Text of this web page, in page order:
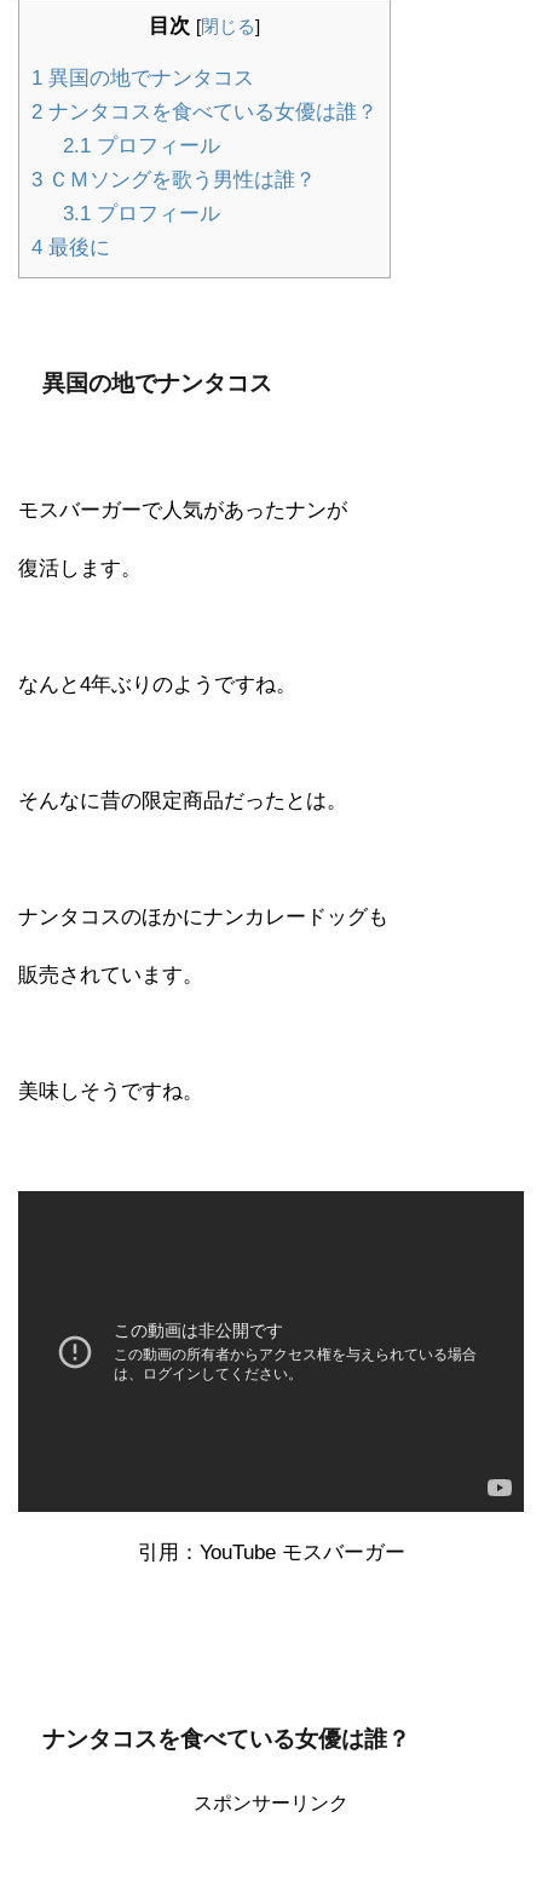
目次 [閉じる]
1 異国の地でナンタコス
2 ナンタコスを食べている女優は誰？
2.1プロフィール
3 ＣＭソングを歌う男性は誰？
3.1プロフィール
4 最後に
異国の地でナンタコス
モスバーガーで人気があったナンが
復活します。
なんと4年ぶりのようですね。
そんなに昔の限定商品だったとは。
ナンタコスのほかにナンカレードッグも
販売されています。
美味しそうですね。
引用：YouTube モスバーガー
ナンタコスを食べている女優は誰？
スポンサーリンク